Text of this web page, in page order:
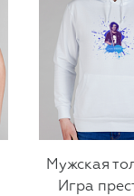
Мужская
Игра